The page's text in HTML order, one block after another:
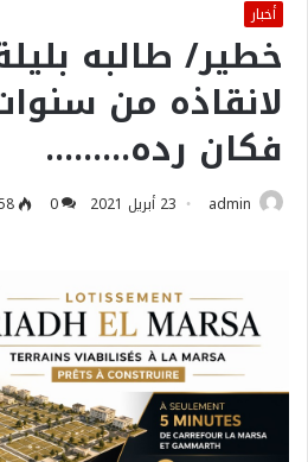
أخبار
خطير/ طالبه
لانقاذه من
فكان رده………
admin 23 أبريل 2021 0